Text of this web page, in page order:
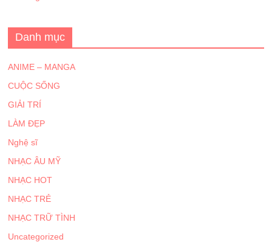
Danh mục
ANIME – MANGA
CUỘC SỐNG
GIẢI TRÍ
LÀM ĐẸP
Nghệ sĩ
NHẠC ÂU MỸ
NHẠC HOT
NHẠC TRẺ
NHẠC TRỮ TÌNH
Uncategorized